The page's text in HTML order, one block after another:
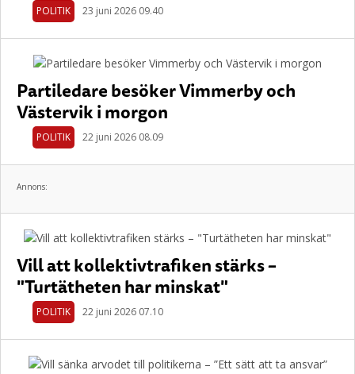
POLITIK 23 juni 2026 09.40
Partiledare besöker Vimmerby och
Västervik i morgon
POLITIK 22 juni 2026 08.09
Annons:
Vill att kollektivtrafiken stärks –
"Turtätheten har minskat"
POLITIK 22 juni 2026 07.10